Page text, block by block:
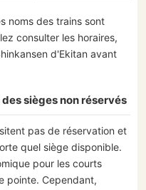
noms des trains sont
consulter les horaires,
d'Ekitan avant
sièges non réservés
pas de réservation et
quel siège disponible.
pour les courts
pointe. Cependant,